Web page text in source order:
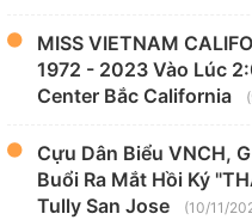
MISS VIETNAM
1972 - 2023 Vào Lúc
Center Bắc California
Cựu Dân Biểu VNCH,
Buổi Ra Mắt Hồi Ký
Tully San Jose
(10/11/